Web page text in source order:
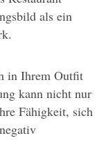
als ein
in Ihrem Outfit
kann nicht nur
Fähigkeit, sich